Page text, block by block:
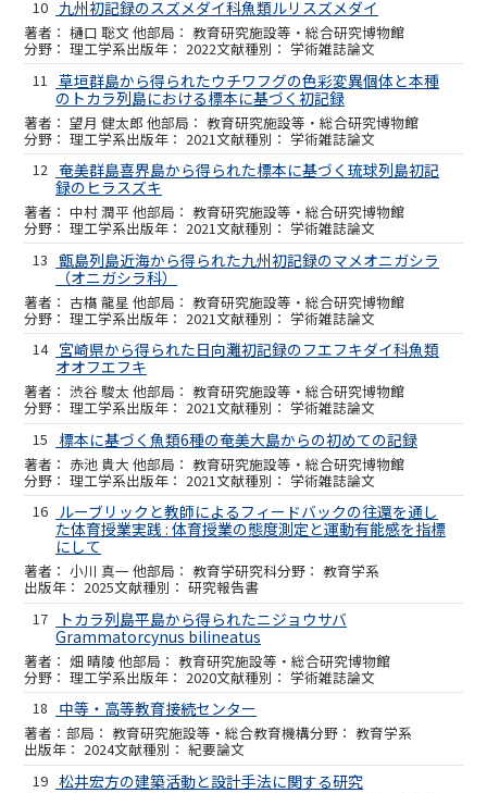
10 九州初記録のスズメダイ科魚類ルリスズメダイ
樋口 聡文 他 教育研究施設等・総合研究博物館
理工学系 2022
学術雑誌論文
11
草垣群島から得られたウチワフグの色彩変異個体と本種
のトカラ列島における標本に基づく初記録
望月 健太郎 他 教育研究施設等・総合研究博物館
理工学系 2021
学術雑誌論文
12 奄美群島喜界島から得られた標本に基づく琉球列島初記
録のヒラスズキ
中村 潤平 他 教育研究施設等・総合研究博物館
理工学系 2021
学術雑誌論文
13 甑島列島近海から得られた九州初記録のマメオニガシラ
（オニガシラ科）
古𣘺 龍星 他 教育研究施設等・総合研究博物館
理工学系 2021
学術雑誌論文
14 宮崎県から得られた日向灘初記録のフエフキダイ科魚類
オオフエフキ
渋谷 駿太 他 教育研究施設等・総合研究博物館
理工学系 2021
学術雑誌論文
15
標本に基づく魚類6種の奄美大島からの初めての記録
赤池 貴大 他 教育研究施設等・総合研究博物館
理工学系 2021
学術雑誌論文
16 ルーブリックと教師によるフィードバックの往還を通し
た体育授業実践 : 体育授業の態度測定と運動有能感を指標
にして
小川 真一 他 教育学研究科 教育学系
2025
研究報告書
17
トカラ列島平島から得られたニジョウサバ
Grammatorcynus bilineatus
畑 晴陵 他 教育研究施設等・総合研究博物館
理工学系 2020
学術雑誌論文
18
中等・高等教育接続センター
教育研究施設等・総合教育機構 教育学系
2024
紀要論文
19 松井宏方の建築活動と設計手法に関する研究